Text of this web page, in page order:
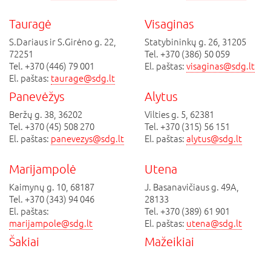
Tauragė
S.Dariaus ir S.Girėno g. 22,
72251
Tel. +370 (446) 79 001
El. paštas: taurage@sdg.lt
Visaginas
Statybininkų g. 26, 31205
Tel. +370 (386) 50 059
El. paštas:visaginas@sdg.lt
Panevėžys
Beržų g. 38, 36202
Tel. +370 (45) 508 270
El. paštas: panevezys@sdg.lt
Alytus
Vilties g. 5, 62381
Tel. +370 (315) 56 151
El. paštas:alytus@sdg.lt
Marijampolė
Kaimynų g. 10, 68187
Tel. +370 (343) 94 046
El. paštas:
marijampole@sdg.lt
Utena
J. Basanavičiaus g. 49A,
28133
Tel. +370 (389) 61 901
El. paštas: utena@sdg.lt
Šakiai Mažeikiai